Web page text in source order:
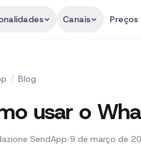
Canais Preços
/ Blog
usar o
SendApp•9 de março de